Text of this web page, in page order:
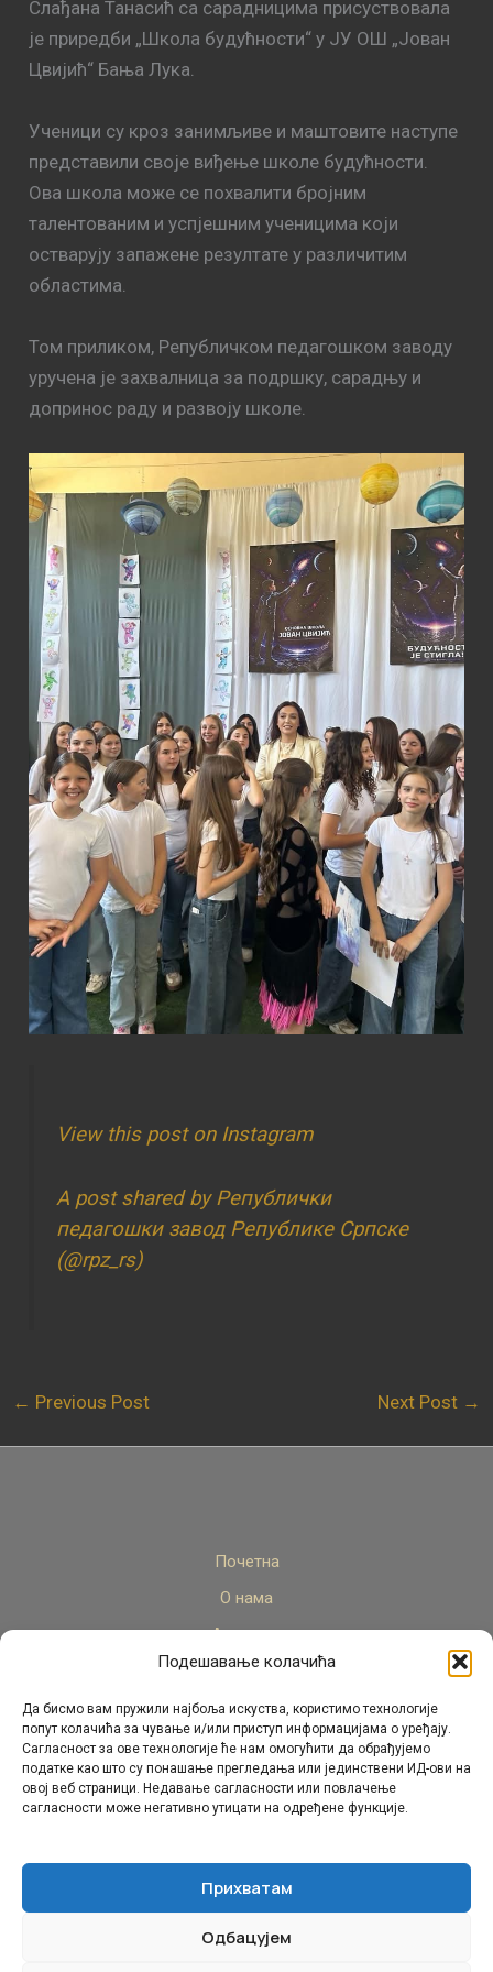
Подешавање колачића
Да бисмо вам пружили најбоља искуства, користимо технологије
попут колачића за чување и/или приступ информацијама о уређају.
Сагласност за ове технологије ће нам омогућити да обрађујемо
податке као што су понашање прегледања или јединствени ИД-ови на
овој веб страници. Недавање сагласности или повлачење
сагласности може негативно утицати на одређене функције.
Прихватам
Одбацујем
Слађана Танасић са сарадницима присуствовала
је приредби „Школа будућности“ у ЈУ ОШ „Јован
Цвијић“ Бања Лука.
Ученици су кроз занимљиве и маштовите наступе
представили своје виђење школе будућности.
Ова школа може се похвалити бројним
талентованим и успјешним ученицима који
остварују запажене резултате у различитим
областима.
Том приликом, Републичком педагошком заводу
уручена је захвалница за подршку, сарадњу и
допринос раду и развоју школе.
View this post on Instagram
A post shared by Републички
педагошки завод Републике Српске
(@rpz_rs)
← Previous Post Next Post →
Почетна
О нама
Актуелно
Стручни кадар
Пројекти
Архива
Контакт
© Републички педагошки завод Републике Српске.